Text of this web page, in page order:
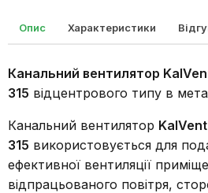
Опис Характеристики
Канальний вентилятор
315 відцентрового типу в
Канальний вентилятор
315 використовується для
ефективної вентиляції
відпрацьованого повітря,